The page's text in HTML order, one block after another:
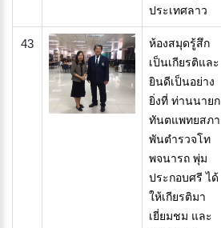
ประเทศลาว
43
​ห้องสมุดรู้สึก
เป็นเกียรติและ
ยินดีเป็นอย่าง
ยิ่งที่ ท่านนายก
ทันตแพทยสภา
พันตำรวจโท
พจนารถ พุ่ม
ประกอบศรี ได้
ให้เกียรติมา
เยี่ยมชม และ